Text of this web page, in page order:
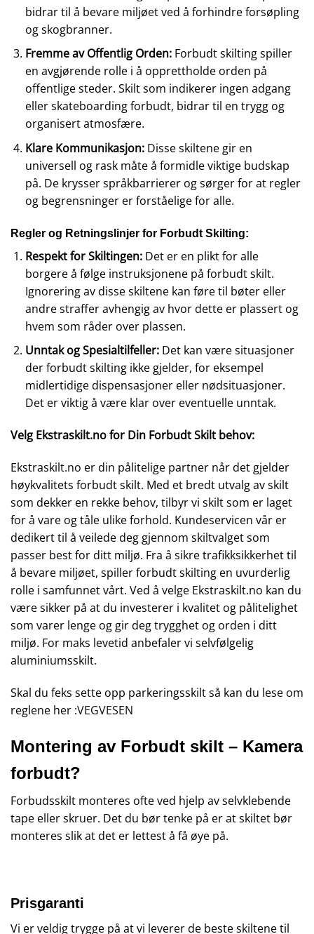
bidrar til å bevare miljøet ved å forhindre forsøpling
og skogbranner.
Fremme av Offentlig Orden:Forbudt skilting spiller
en avgjørende rolle i å opprettholde orden på
offentlige steder. Skilt som indikerer ingen adgang
eller skateboarding forbudt, bidrar til en trygg og
organisert atmosfære.
Klare Kommunikasjon:Disse skiltene gir en
universell og rask måte å formidle viktige budskap
på. De krysser språkbarrierer og sørger for at regler
og begrensninger er forståelige for alle.
Regler og Retningslinjer for Forbudt Skilting:
Respekt for Skiltingen:Det er en plikt for alle
borgere å følge instruksjonene på forbudt skilt.
Ignorering av disse skiltene kan føre til bøter eller
andre straffer avhengig av hvor dette er plassert og
hvem som råder over plassen.
Unntak og Spesialtilfeller:Det kan være situasjoner
der forbudt skilting ikke gjelder, for eksempel
midlertidige dispensasjoner eller nødsituasjoner.
Det er viktig å være klar over eventuelle unntak.
Velg Ekstraskilt.no for Din Forbudt Skilt behov:
Ekstraskilt.no er din pålitelige partner når det gjelder
høykvalitets forbudt skilt. Med et bredt utvalg av skilt
som dekker en rekke behov, tilbyr vi skilt som er laget
for å vare og tåle ulike forhold. Kundeservicen vår er
dedikert til å veilede deg gjennom skiltvalget som
passer best for ditt miljø. Fra å sikre trafikksikkerhet til
å bevare miljøet, spiller forbudt skilting en uvurderlig
rolle i samfunnet vårt. Ved å velge Ekstraskilt.no kan du
være sikker på at du investerer i kvalitet og pålitelighet
som varer lenge og gir deg trygghet og orden i ditt
miljø. For maks levetid anbefaler vi selvfølgelig
aluminiumsskilt.
Skal du feks sette opp parkeringsskilt så kan du lese om
reglene her :VEGVESEN
Montering av Forbudt skilt – Kamera
forbudt?
Forbudsskilt monteres ofte ved hjelp av selvklebende
tape eller skruer. Det du bør tenke på er at skiltet bør
monteres slik at det er lettest å få øye på.
Prisgaranti
Vi er veldig trygge på at vi leverer de beste skiltene til